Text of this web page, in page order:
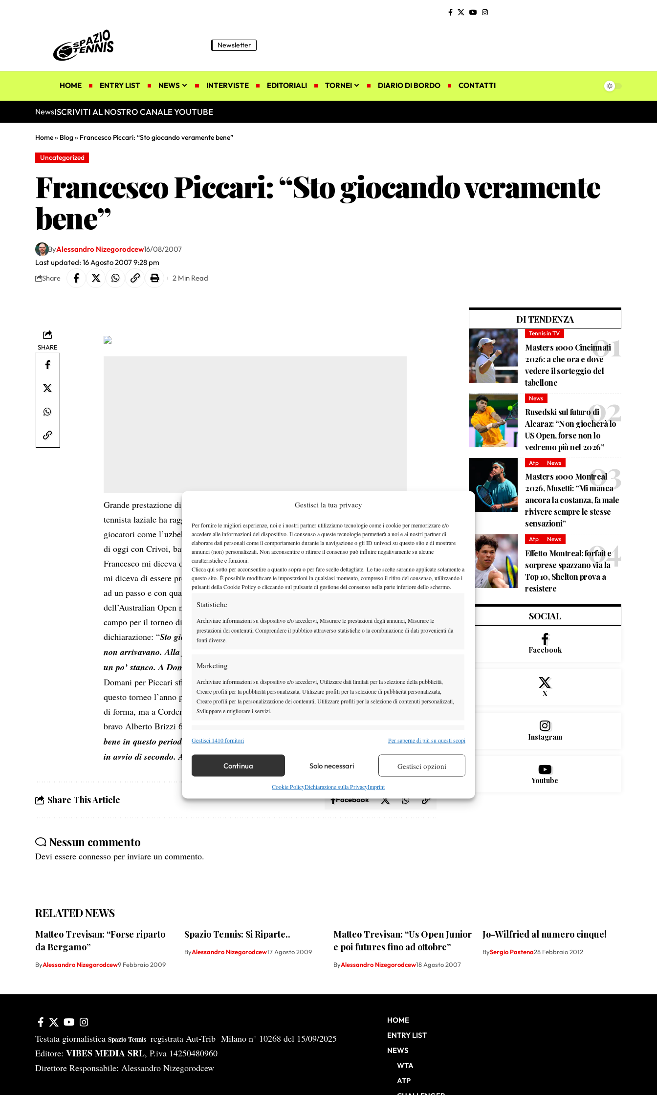
Gestisci la tua privacy
Per fornire le migliori esperienze, noi e i nostri partner utilizziamo tecnologie come i cookie per memorizzare e/o
accedere alle informazioni del dispositivo. Il consenso a queste tecnologie permetterà a noi e ai nostri partner di
elaborare dati personali come il comportamento durante la navigazione o gli ID univoci su questo sito e di mostrare
annunci (non) personalizzati. Non acconsentire o ritirare il consenso può influire negativamente su alcune
caratteristiche e funzioni.
Clicca qui sotto per acconsentire a quanto sopra o per fare scelte dettagliate. Le tue scelte saranno applicate solamente a
questo sito. È possibile modificare le impostazioni in qualsiasi momento, compreso il ritiro del consenso, utilizzando i
pulsanti della Cookie Policy o cliccando sul pulsante di gestione del consenso nella parte inferiore dello schermo.
Statistiche
Archiviare informazioni su dispositivo e/o accedervi, Misurare le prestazioni degli annunci, Misurare le
prestazioni dei contenuti, Comprendere il pubblico attraverso statistiche o la combinazione di dati provenienti da
fonti diverse.
Marketing
Archiviare informazioni su dispositivo e/o accedervi, Utilizzare dati limitati per la selezione della pubblicità,
Creare profili per la pubblicità personalizzata, Utilizzare profili per la selezione di pubblicità personalizzata,
Creare profili per la personalizzazione dei contenuti, Utilizzare profili per la selezione di contenuti personalizzati,
Sviluppare e migliorare i servizi.
Funzionalità
Identificare i dispositivi in base alle informazioni trasmesse automaticamente.
Garantire la sicurezza, prevenire e rilevare frodi, correggere errori,
Erogare e presentare pubblicità e contenuto, Salvare e comunicare le
Sempre attivo
Gestisci 1410 fornitori Per saperne di più su questi scopi
Continua Solo necessari Gestisci opzioni
Cookie PolicyDichiarazione sulla PrivacyImprint
Newsletter
HOME ENTRY LIST NEWS INTERVISTE EDITORIALI TORNEI DIARIO DI BORDO CONTATTI
NewsISCRIVITI AL NOSTRO CANALE YOUTUBE
Home» Blog» Francesco Piccari: “Sto giocando veramente bene”
Uncategorized
Francesco Piccari: “Sto giocando veramente
bene”
Last updated: 16 Agosto 2007 9:28 pm
ByAlessandro Nizegorodcew16/08/2007
Share 2 Min Read
SHARE
Grande prestazione di
, finalmente, in quel di Cordenons. Il
tennista laziale ha raggiunto i quarti di finale; superati nell’ordine due buoni
giocatori come l’uzbeko Dustov e il romeno Crivoi. Ottima in particolare la vittoria
di oggi con Crivoi, battuto in due set piuttosto nettamente. Era da tempo che
Francesco mi diceva di essere in fiducia, mi diceva che il suo tennis stava crescendo,
mi diceva di essere pronto. I primi 300 del mondo, dopo questo ottimo risultato sono
ad un passo e con qualche punto pesante la partecipazione al torneo di qualificazione
dell’Australian Open non sembra un miraggio. Pochi minuti fa, prima di scendere in
campo per il torneo di doppio, abbiamo raggiunto Francesco Piccari per una rapida
dichiarazione: “Sto giocando veramente bene; è un po’ che lo dico ma i risultati
non arrivavano. Alla fine il lavoro paga! Spero di continuare così anche se sono
un po’ stanco. A Domani!“
Domani per Piccari sfida per nulla semplice con il francese Montcourt, finalista in
questo torneo l’anno passato. Il transalpino non sta attraversando un ottimo periodo
di forma, ma a Cordenons sembra sempre risvegliarsi dal torpore. Oggi ha battuto il
bravo Alberto Brizzi 64 75. Tra l’altro Brizzi ci ha dichiarato: “
bene in questo periodo. Peccato oggi però perchè ero avanti 4-1 nel primo set e 2-0
in avvio di secondo. Adesso vado a Manerbio“
Share This Article Facebook
Nessun commento
Devi essere connesso per inviare un commento.
DI TENDENZA
Tennis in TV
Masters 1000 Cincinnati
2026: a che ora e dove
vedere il sorteggio del
tabellone
News
Rusedski sul futuro di
Alcaraz: “Non giocherà lo
US Open, forse non lo
vedremo più nel 2026”
Atp News
Masters 1000 Montreal
2026, Musetti: “Mi manca
ancora la costanza, fa male
rivivere sempre le stesse
sensazioni”
Atp News
Effetto Montreal: forfait e
sorprese spazzano via la
Top 10, Shelton prova a
resistere
SOCIAL
Facebook
X
Instagram
Youtube
RELATED NEWS
Matteo Trevisan: “Forse riparto
da Bergamo”
ByAlessandro Nizegorodcew9 Febbraio 2009
Spazio Tennis: Si Riparte..
ByAlessandro Nizegorodcew17 Agosto 2009
Matteo Trevisan: “Us Open Junior
e poi futures fino ad ottobre”
ByAlessandro Nizegorodcew18 Agosto 2007
Jo-Wilfried al numero cinque!
BySergio Pastena28 Febbraio 2012
Testata giornalistica Spazio Tennis registrata Aut-Trib Milano n° 10268 del 15/09/2025
Editore: VIBES MEDIA SRL, P.iva 14250480960
Direttore Responsabile: Alessandro Nizegorodcew
HOME
ENTRY LIST
NEWS
WTA
ATP